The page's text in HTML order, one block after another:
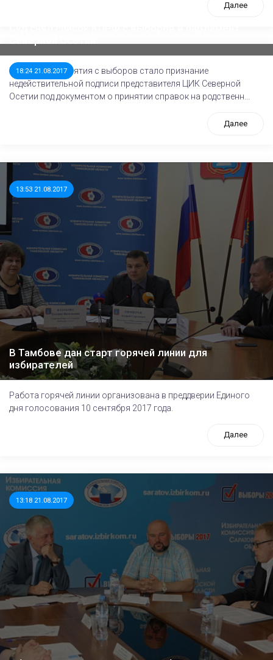
Далее
18:24 21.08.2017
Поводом для снятия с выборов стало признание
недействительной подписи представителя ЦИК Северной
Осетии под документом о принятии справок на родственн...
Далее
13:53 21.08.2017
В Тамбове дан старт горячей линии для
избирателей
Работа горячей линии организована в преддверии Единого
дня голосования 10 сентября 2017 года.
Далее
13:18 21.08.2017